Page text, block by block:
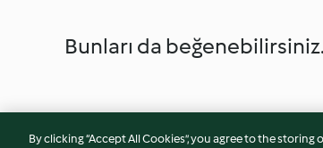
Bunları da
By clicking “Accept All Cookies”, you agree to the